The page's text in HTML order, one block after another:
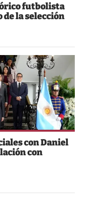
futbolista
la selección
con Daniel
con